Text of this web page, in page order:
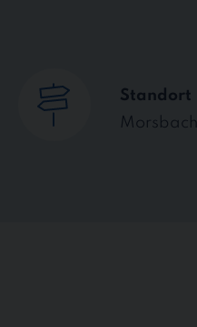
Standort
Morsbach